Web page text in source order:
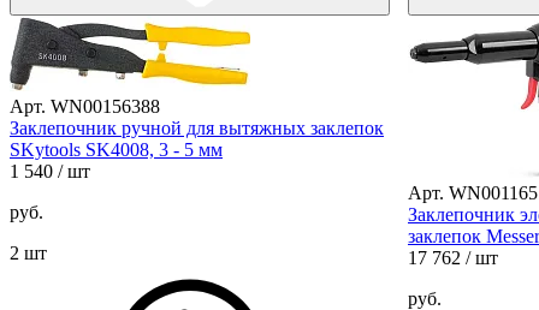
Арт. WN00156388
Заклепочник ручной для вытяжных заклепок
SKytools SK4008, 3 - 5 мм
1 540 / шт
руб.
2 шт
Арт.
Заклепочник
заклепок
17 762 / шт
руб.